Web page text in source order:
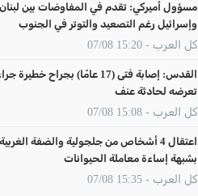
مسؤول أميركي: تقدم في المفاوضات بين لبنان
وإسرائيل رغم التصعيد والتوتر في الجنوب
كل العرب - 15:20 07/08
القدس: إصابة فتى (17 عامًا) بجراح خطيرة
تعرضه لحادثة عنف
كل العرب - 15:08 07/08
اعتقال 4 أشخاص من جلجولية والضفة الغربية
بشبهة إساءة معاملة الحيوانات
كل العرب - 15:35 07/08